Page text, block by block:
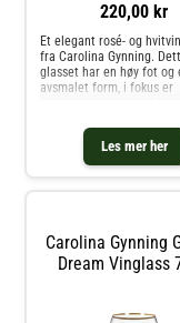
220,00 kr
Les mer her
Et elegant rosé- og
fra Carolina Gynning.
glasset har en høy fot og
avsmalet form, i fokus er
som med stor lidenskap
kjærlighet har laget dette
fargeglade motivet som
Glass hos Royal Design.
Carolina Gynning
Dream Vinglass